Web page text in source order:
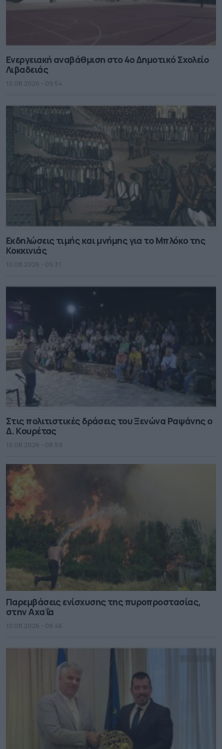
Ενεργειακή αναβάθμιση στο 4ο Δημοτικό Σχολείο
Λιβαδειάς
10.08.2026 - 09.54
Εκδηλώσεις τιμής και μνήμης για το Μπλόκο της
Κοκκινιάς
10.08.2026 - 09.31
Στις πολιτιστικές δράσεις του Ξενώνα Ραψάνης ο
Δ. Κουρέτας
10.08.2026 - 08.59
Παρεμβάσεις ενίσχυσης της πυροπροστασίας,
στην Αχαΐα
10.08.2026 - 08.46